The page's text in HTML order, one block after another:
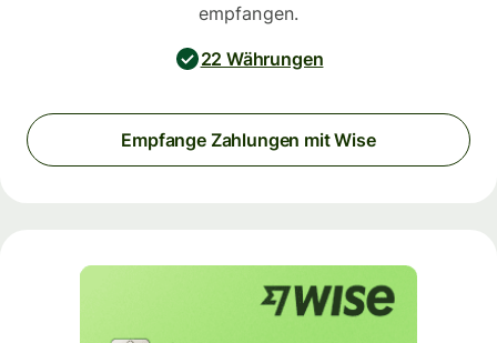
empfangen.
22 Währungen
Empfange Zahlungen mit Wise